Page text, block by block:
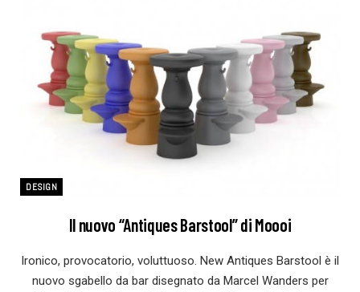
DESIGN
Il nuovo “Antiques Barstool” di Moooi
Ironico, provocatorio, voluttuoso. New Antiques Barstool è il
nuovo sgabello da bar disegnato da Marcel Wanders per